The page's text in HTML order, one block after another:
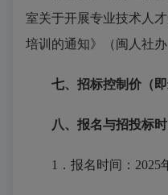
室关于开展专业技术人
培训的通知》（闽人社办
七、招标控制价（
八、报名与招投标
1．报名时间：2025